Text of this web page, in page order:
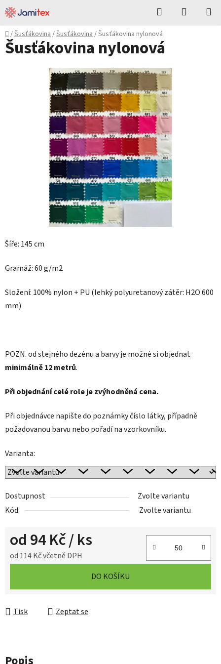
Přejít
na
obsah
Hledat
KOŠÍK
Domů
/Šusťákovina/Šusťákovina/Šusťákovina nylonová
Šíře: 145 cm
Gramáž: 60 g/m2
Složení: 100% nylon + PU (lehký polyuretanový zátěr: H2O 600
mm)
POZN.od stejného dezénu a barvy je možné si objednat
minimálně 12 metrů.
Při objednání celé role je zvýhodněná cena.
Při objednávce napište do poznámky číslo látky, případně
požadovanou barvu nebo pořadí na vzorkovníku.
Varianta:
Dostupnost
Zvolte variantu
Kód:
Zvolte variantu
od94 Kč/ ks
od 114 Kčvčetně DPH
DO KOŠÍKU
Tisk Zeptat se
Šusťákovina nylonová